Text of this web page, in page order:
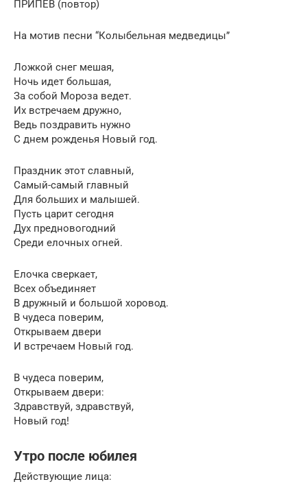
ПРИПЕВ (повтор)
На мотив песни “Колыбельная медведицы”
Ложкой снег мешая,
Ночь идет большая,
За собой Мороза ведет.
Их встречаем дружно,
Ведь поздравить нужно
С днем рожденья Новый год.
Праздник этот славный,
Самый-самый главный
Для больших и малышей.
Пусть царит сегодня
Дух предновогодний
Среди елочных огней.
Елочка сверкает,
Всех объединяет
В дружный и большой хоровод.
В чудеса поверим,
Открываем двери
И встречаем Новый год.
В чудеса поверим,
Открываем двери:
Здравствуй, здравствуй,
Новый год!
Утро после юбилея
Действующие лица: